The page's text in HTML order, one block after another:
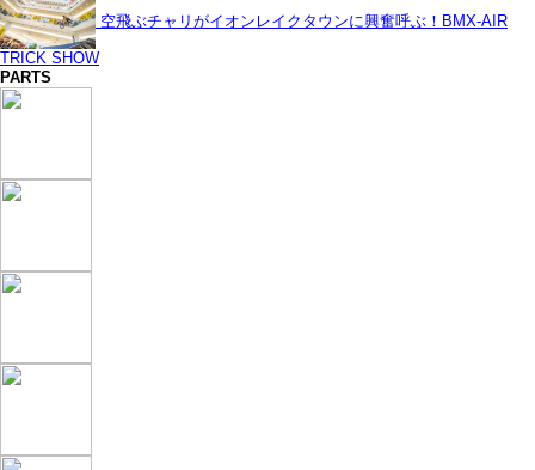
空飛ぶチャリがイオンレイクタウンに興奮呼ぶ！BMX-AIR
TRICK SHOW
PARTS